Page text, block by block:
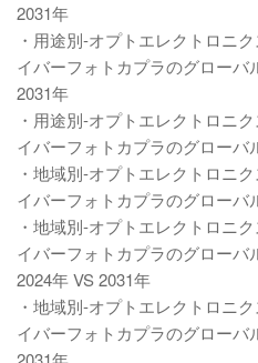
2031年
・用途別-オプトエレクトロニ
イバーフォトカプラのグローバ
2031年
・用途別-オプトエレクトロニ
イバーフォトカプラのグローバ
・地域別-オプトエレクトロニ
イバーフォトカプラのグローバ
・地域別-オプトエレクトロニ
イバーフォトカプラのグローバ
2024年 VS 2031年
・地域別-オプトエレクトロニ
イバーフォトカプラのグローバ